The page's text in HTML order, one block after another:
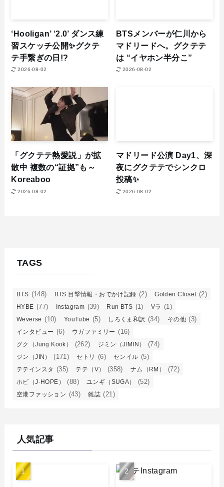
‘Hooligan’ ‘2.0’ ダンス練
習スケッチ公開✨グクテ
テ手繋ぎの日!?
2026-08-02
BTSメンバーが仁川から
マドリードへ。グクテテ
は “イヤホン半分こ”
2026-08-02
「グクテテ熱愛説」が拡
散中 複数の“証拠”も～
Koreaboo
2026-08-02
マドリード公演 Day1、深
夜にグクテテでシンクロ
投稿✨
2026-08-02
TAGS
BTS (148) BTS 目撃情報・おでかけ記録 (2) Golden Closet (2)
HYBE (77) Instagram (39) Run BTS (1) Vラ (1)
Weverse (10) YouTube (5) しろくま和訳 (34) その他 (3)
インタビュー (6) ウガファミリー (16)
グク（Jung Kook） (262) ジミン（JIMIN） (74)
ジン（JIN） (171) セトリ (6) センイル (5)
テテインスタ (35) テテ（V） (358) ナム（RM） (72)
ホビ（J-HOPE） (88) ユンギ（SUGA） (52)
空港ファッション (43) 雑誌 (21)
人気記事